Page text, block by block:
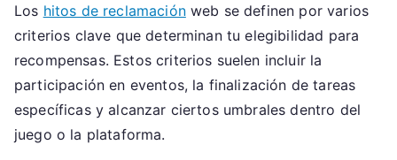
Los hitos de reclamaciónweb se definen por varios
criterios clave que determinan tu elegibilidad para
recompensas. Estos criterios suelen incluir la
participación en eventos, la finalización de tareas
específicas y alcanzar ciertos umbrales dentro del
juego o la plataforma.